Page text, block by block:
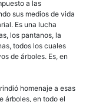
a las
sus medios de vida
Es una lucha
los pantanos, la
todos los cuales
de árboles. Es, en
homenaje a esas
árboles, en todo el